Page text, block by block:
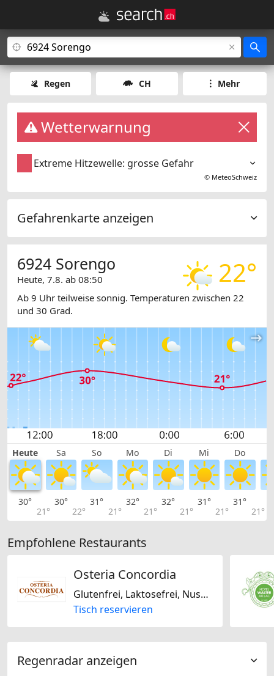
Regen CH Mehr
Wetterwarnung
Extreme Hitzewelle: grosse Gefahr
© MeteoSchweiz
Gefahrenkarte anzeigen
22°
6924 Sorengo
Heute, 7.8. ab 08:50
Ab 9 Uhr teilweise sonnig. Temperaturen zwischen 22
und 30 Grad.
Heute Sa So Mo Di Mi Do
30°
21°
30°
22°
31°
21°
32°
21°
32°
21°
31°
21°
31°
21°
Empfohlene Restaurants
Osteria Concordia
Glutenfrei, Laktosefrei, Nussfrei, Sojafrei, Italienisch
Tisch reservieren
Regenradar anzeigen